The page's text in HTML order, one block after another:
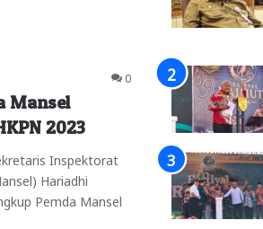
0
Mansel
2023
Inspektorat
Hariadhi
Pemda Mansel